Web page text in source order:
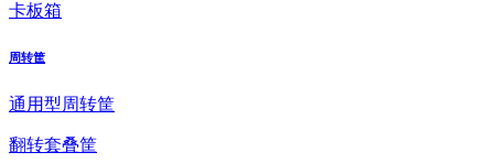
卡板箱
周转筐
通用型周转筐
翻转套叠筐